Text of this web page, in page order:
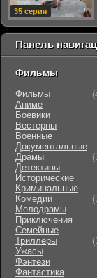
Панель
Фильмы
Фильмы
Аниме
Боевики
Вестерны
Военные
Документальные
Драмы
Детективы
Исторические
Криминальные
Комедии
Мелодрамы
Приключения
Семейные
Триллеры
Ужасы
Фэнтези
Фантастика
35 серия